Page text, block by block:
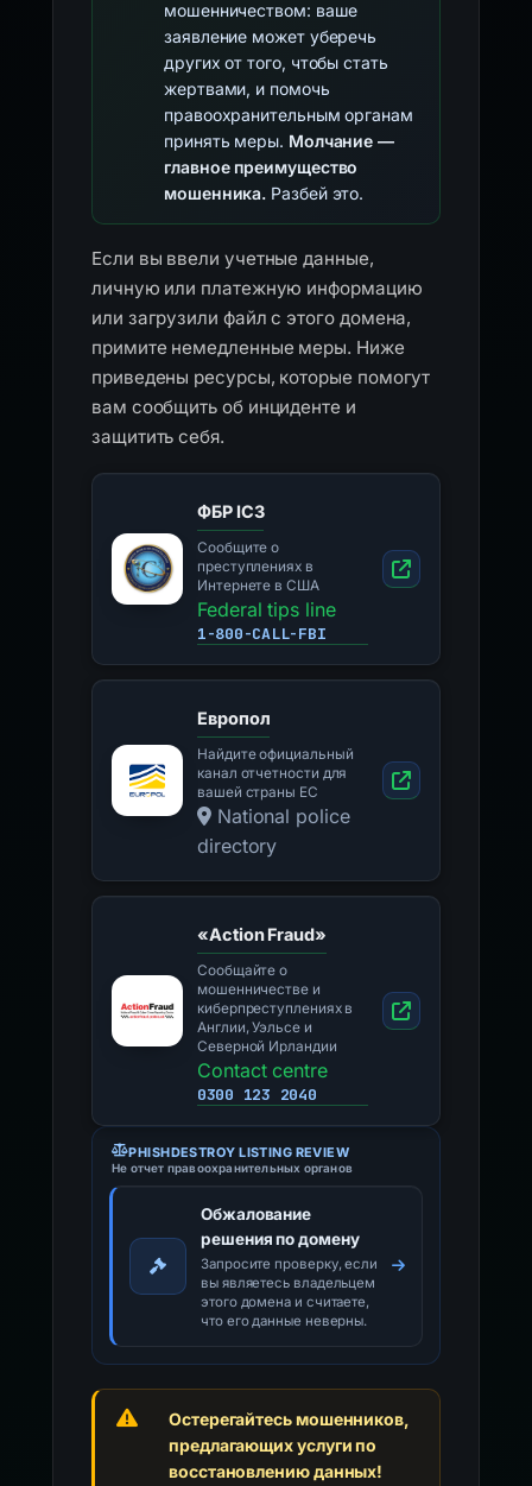
мошенничеством: ваше
заявление может уберечь
других от того, чтобы стать
жертвами, и помочь
правоохранительным органам
принять меры. Молчание —
главное преимущество
мошенника. Разбей это.
Если вы ввели учетные данные,
личную или платежную информацию
или загрузили файл с этого домена,
примите немедленные меры. Ниже
приведены ресурсы, которые помогут
вам сообщить об инциденте и
защитить себя.
ФБР IC3
Сообщите о
преступлениях в
Интернете в США
Federal tips line
1-800-CALL-FBI
Европол
Найдите официальный
канал отчетности для
вашей страны ЕС
National police
directory
«Action Fraud»
Сообщайте о
мошенничестве и
киберпреступлениях в
Англии, Уэльсе и
Северной Ирландии
Contact centre
0300 123 2040
PHISHDESTROY LISTING REVIEW
Не отчет правоохранительных органов
Обжалование
решения по домену
Запросите проверку, если
вы являетесь владельцем
этого домена и считаете,
что его данные неверны.
Остерегайтесь мошенников,
предлагающих услуги по
восстановлению данных!